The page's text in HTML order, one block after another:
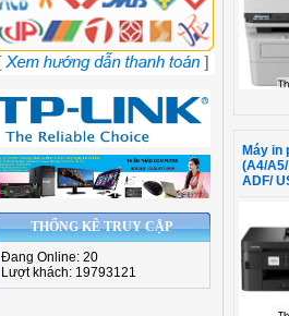
THỐNG KÊ TRUY CẬP
Đang Online: 20
Lượt khách: 19793121
Máy in
(A4/
ADF/